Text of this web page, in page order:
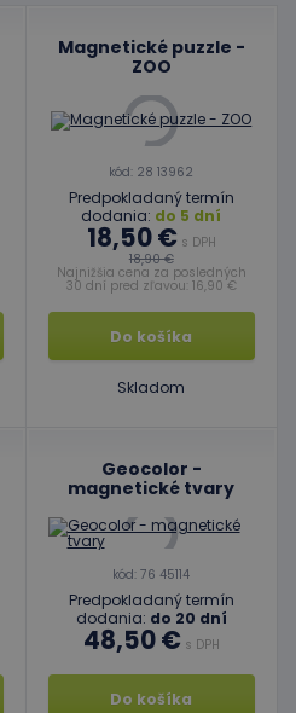
Magnetické puzzle -
ZOO
kód: 28 13962
Predpokladaný termín
dodania: do 5 dní
18,50 € s DPH
18,90 €
Najnižšia cena za posledných
30 dní pred zľavou: 16,90 €
Do košíka
Skladom
Geocolor -
magnetické tvary
kód: 76 45114
Predpokladaný termín
dodania: do 20 dní
48,50 € s DPH
Do košíka